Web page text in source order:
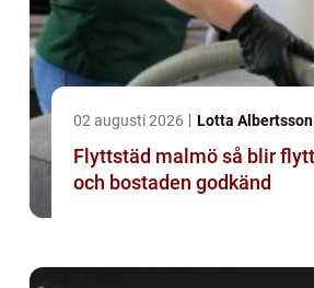
02 augusti 2026 Lotta Albertsson
Flyttstäd malmö så blir flytten enklare
och bostaden godkänd